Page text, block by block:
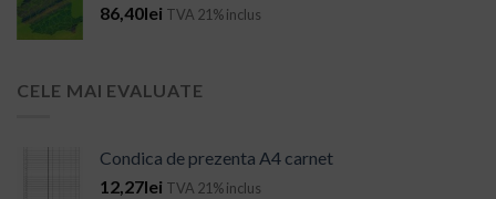
86,40lei TVA 21% inclus
CELE MAI EVALUATE
Condica de prezenta A4 carnet
12,27lei TVA 21% inclus